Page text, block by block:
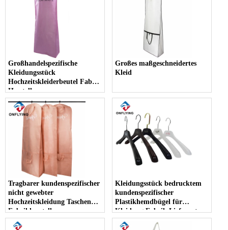
Großhandelspezifische
Kleidungsstück
Hochzeitskleiderbeutel Fabrik
Hersteller
Großes maßgeschneidertes
Kleid
Tragbarer kundenspezifischer
nicht gewebter
Hochzeitskleidung Taschen
Fabrikhersteller
Kleidungsstück bedrucktem
kundenspezifischer
Plastikhemdbügel für
Kleidung Fabrik Lieferanten